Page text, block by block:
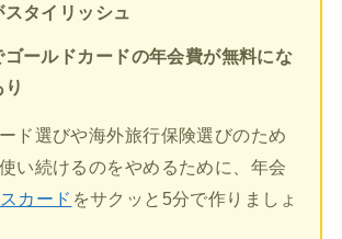
タイリッシュ
ゴールドカードの年会費が無料にな
ド選びや海外旅行保険選びのため
い続けるのをやめるために、年会
カード をサクッと5分で作りましょ